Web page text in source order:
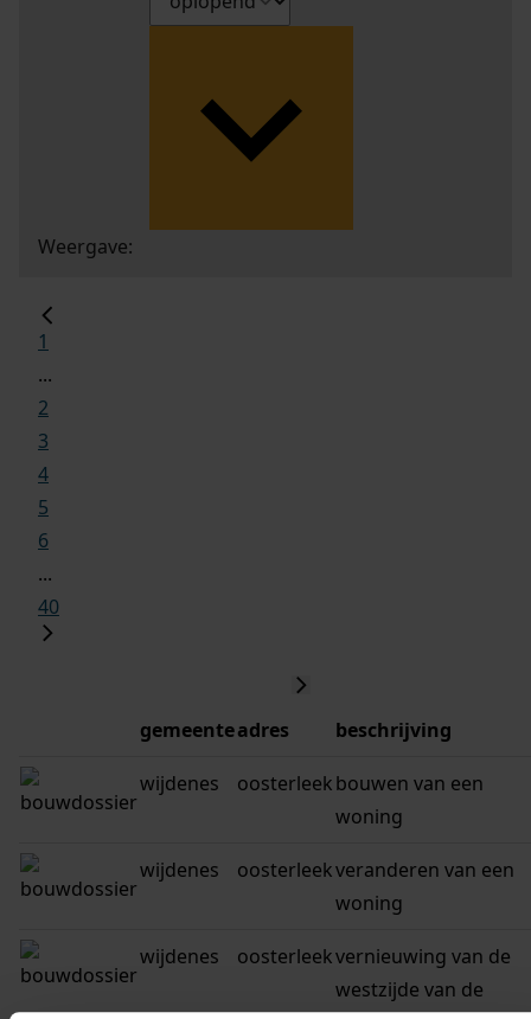
Weergave:
1
...
2
3
4
5
6
...
40
gemeenteadres beschrijving
wijdenes oosterleekbouwen van een
woning
wijdenes oosterleekveranderen van een
woning
wijdenes oosterleekvernieuwing van de
westzijde van de